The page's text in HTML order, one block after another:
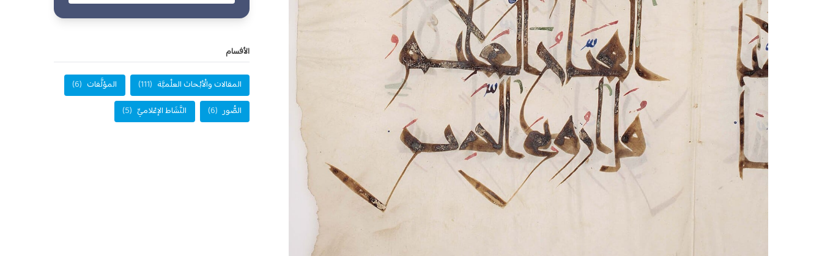
الأفسام
المقالات والْأبْحاث العلْميَّة (111) المؤلَّفات (6)
الصُّور (6) النَّشَاط الإعْلاميِّ (5)